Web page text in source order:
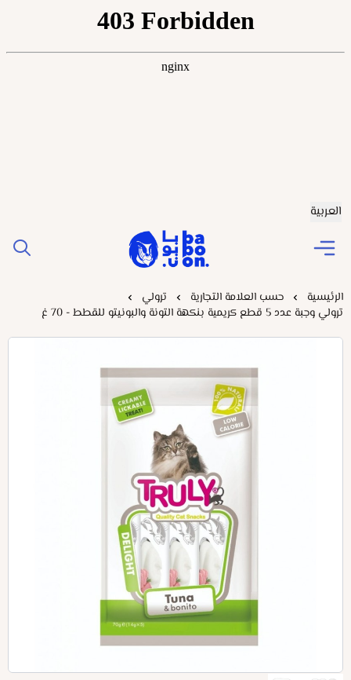
العربية
Baboonstore
الرئيسية حسب العلامة التجارية
ترولي
ترولي وجبة عدد 5 قطع كريمية بنكهة التونة والبونيتو للقطط - 70 غ